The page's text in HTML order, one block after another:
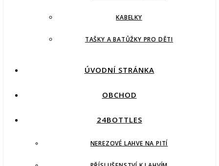
KABELKY
TAŠKY A BATŮŽKY PRO DĚTI
ÚVODNÍ STRÁNKA
OBCHOD
24BOTTLES
NEREZOVÉ LAHVE NA PITÍ